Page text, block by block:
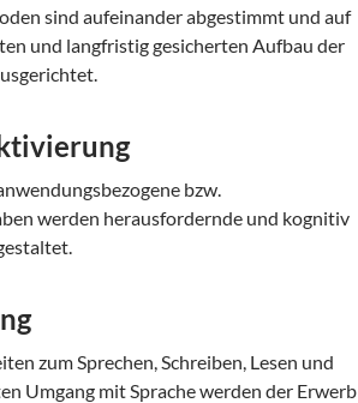
sind aufeinander abgestimmt und auf
und langfristig gesicherten Aufbau der
bzw.
werden herausfordernde und kognitiv
zum Sprechen, Schreiben, Lesen und
Umgang mit Sprache werden der Erwerb